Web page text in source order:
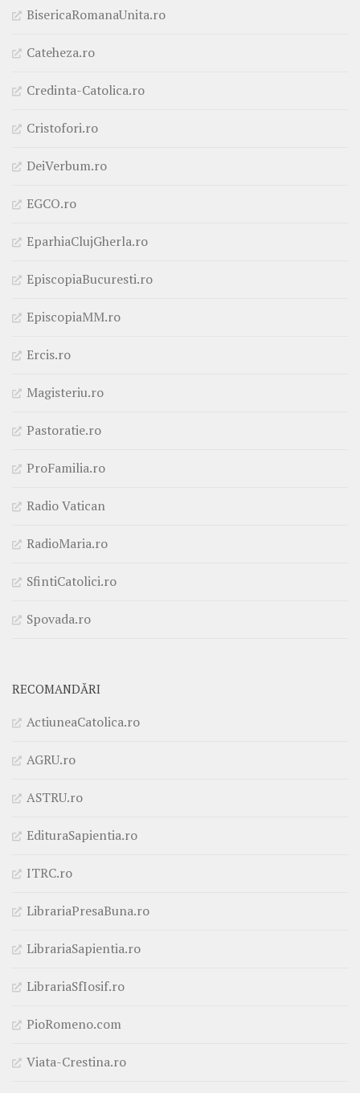
BisericaRomanaUnita.ro
Cateheza.ro
Credinta-Catolica.ro
Cristofori.ro
DeiVerbum.ro
EGCO.ro
EparhiaClujGherla.ro
EpiscopiaBucuresti.ro
EpiscopiaMM.ro
Ercis.ro
Magisteriu.ro
Pastoratie.ro
ProFamilia.ro
Radio Vatican
RadioMaria.ro
SfintiCatolici.ro
Spovada.ro
RECOMANDĂRI
ActiuneaCatolica.ro
AGRU.ro
ASTRU.ro
EdituraSapientia.ro
ITRC.ro
LibrariaPresaBuna.ro
LibrariaSapientia.ro
LibrariaSfIosif.ro
PioRomeno.com
Viata-Crestina.ro